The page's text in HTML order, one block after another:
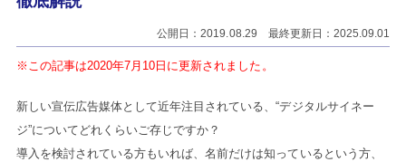
公開日：2019.08.29 最終更新日：2025.09.01
※この記事は2020年7月10日に更新されました。
新しい宣伝広告媒体として近年注目されている、“デジタルサイネー
ジ”についてどれくらいご存じですか？
導入を検討されている方もいれば、名前だけは知っているという方、